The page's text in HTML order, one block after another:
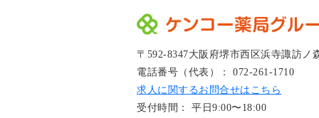
〒592-8347大阪府堺市西区浜寺諏訪ノ
電話番号（代表）： 072-261-1710
求人に関するお問合せはこちら
受付時間： 平日9:00〜18:00